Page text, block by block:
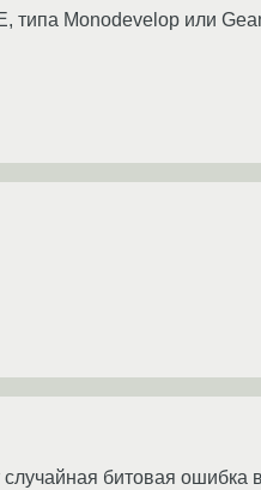
типа Monodevelop или
битовая ошибка